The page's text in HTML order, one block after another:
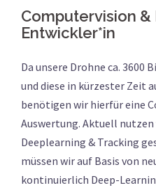
Computervision
Entwickler*in
Da unsere Drohne ca. 3600
und diese in kürzester Zeit
benötigen wir hierfür eine
Auswertung. Aktuell
Deeplearning & Tracking
müssen wir auf Basis von
kontinuierlich Deep-